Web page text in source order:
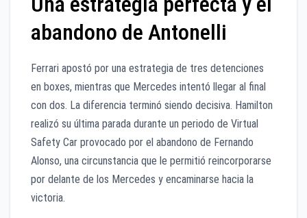
abandono de Antonelli
Ferrari apostó por una estrategia de tres detenciones
en boxes, mientras que Mercedes intentó llegar al final
con dos. La diferencia terminó siendo decisiva. Hamilton
realizó su última parada durante un periodo de Virtual
Safety Car provocado por el abandono de Fernando
Alonso, una circunstancia que le permitió reincorporarse
por delante de los Mercedes y encaminarse hacia la
victoria.